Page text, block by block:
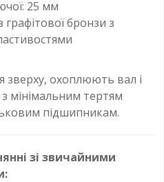
25 мм
бронзи з
охоплюють вал і
мінімальним тертям
підшипникам.
зі звичайними